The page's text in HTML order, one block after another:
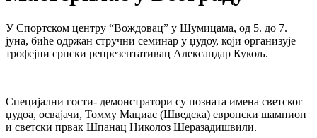
У Спортском центру “Вождовац” у Шумицама, од 5. до 7.
јуна, биће одржан стручни семинар у џудоу, који организује
трофејни српски репрезентативац Александар Кукољ.
Специјални гости- демонстратори су позната имена светског
џудоа, освајачи, Томмy Мациас (Шведска) европски шампион
и светски првак Шпанац Николоз Шеразадишвили.